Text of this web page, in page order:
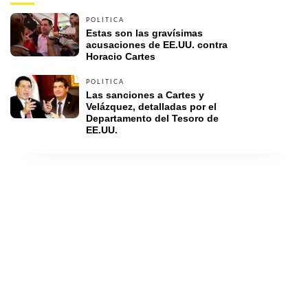
POLÍTICA
Estas son las gravísimas
acusaciones de EE.UU. contra
Horacio Cartes
POLÍTICA
Las sanciones a Cartes y
Velázquez, detalladas por el
Departamento del Tesoro de
EE.UU.